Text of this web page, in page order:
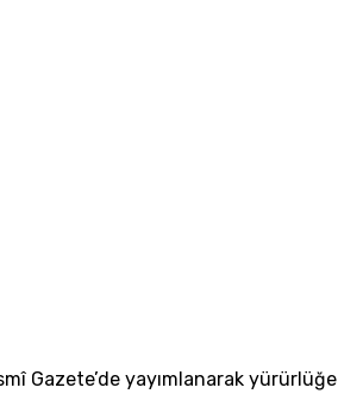
Gazete’de yayımlanarak yürürlüğe